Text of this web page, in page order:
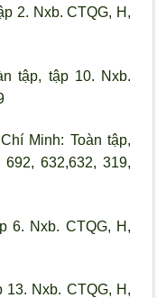
2. Nxb. CTQG, H,
tập, tập 10. Nxb.
Minh: Toàn tập,
632,632, 319,
6. Nxb. CTQG, H,
13. Nxb. CTQG, H,